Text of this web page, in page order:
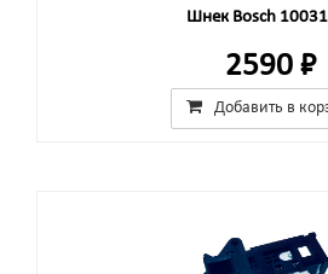
Шнек Bosch
2590 ₽
Добавить в